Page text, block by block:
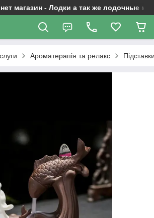
магазин - Лодки а так же лодочные
Ароматерапія та релакс